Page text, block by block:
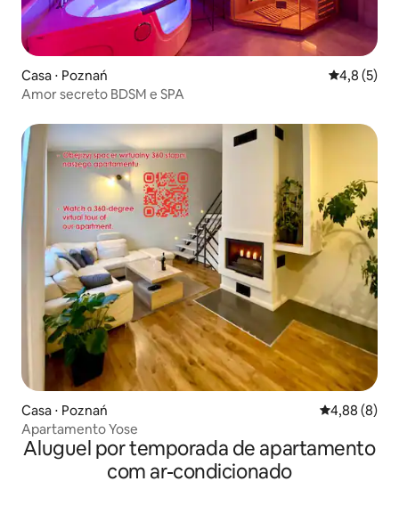
Casa ⋅ Poznań 4,8 de
4,8 (5)
Amor secreto BDSM e SPA
Casa ⋅ Poznań 4,88 de uma
4,88 (8)
Apartamento Yose
Aluguel por temporada de apartamento
com ar-condicionado